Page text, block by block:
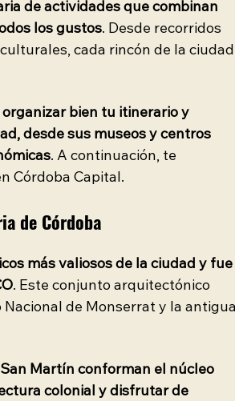
de actividades que combinan
los gustos. Desde recorridos
cada rincón de la ciudad
bien tu itinerario y
desde sus museos y centros
. A continuación, te
Córdoba Capital.
de Córdoba
más valiosos de la ciudad y fue
. Este conjunto arquitectónico
de Monserrat y la antigua
Martín conforman el núcleo
colonial y disfrutar de